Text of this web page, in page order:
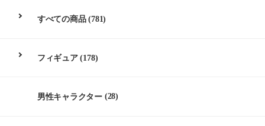
すべての商品(781)
フィギュア(178)
男性キャラクター (28)